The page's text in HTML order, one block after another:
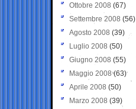
Ottobre 2008 (67)
Settembre 2008 (56)
Agosto 2008 (39)
Luglio 2008 (50)
Giugno 2008 (55)
Maggio 2008(63)
Aprile 2008 (50)
Marzo 2008 (39)